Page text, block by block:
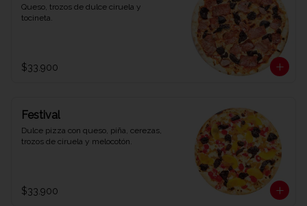
Queso, trozos de dulce ciruela y
tocineta.
$33.900
Festival
Dulce pizza con queso, piña, cerezas,
trozos de ciruela y melocotón.
$33.900